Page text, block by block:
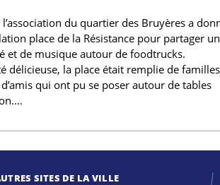
du quartier des Bruyères a
place de la Résistance pour partager un
et de musique autour de foodtrucks.
délicieuse, la place était remplie de
qui ont pu se poser autour de tables
SITES DE LA VILLE